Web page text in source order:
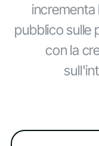
incrementa
pubblico sulle
con la